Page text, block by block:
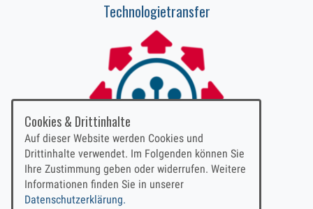
Technologietransfer
Neue Geschäftsfelder
Cookies & Drittinhalte
Auf dieser Website werden Cookies und
Drittinhalte verwendet. Im Folgenden können Sie
Ihre Zustimmung geben oder widerrufen. Weitere
Informationen finden Sie in unserer
Datenschutzerklärung.